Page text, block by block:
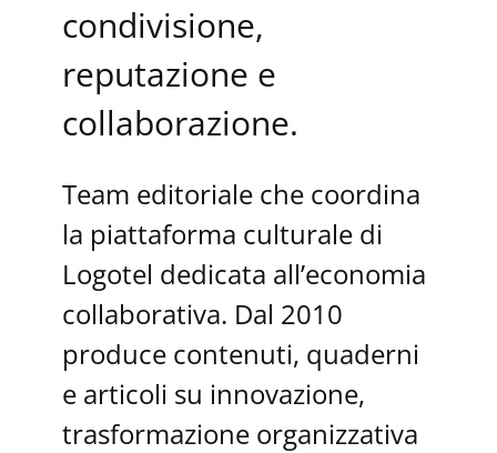
condivisione,
reputazione e
collaborazione.
Team editoriale che coordina
la piattaforma culturale di
Logotel dedicata all’economia
collaborativa. Dal 2010
produce contenuti, quaderni
e articoli su innovazione,
trasformazione organizzativa